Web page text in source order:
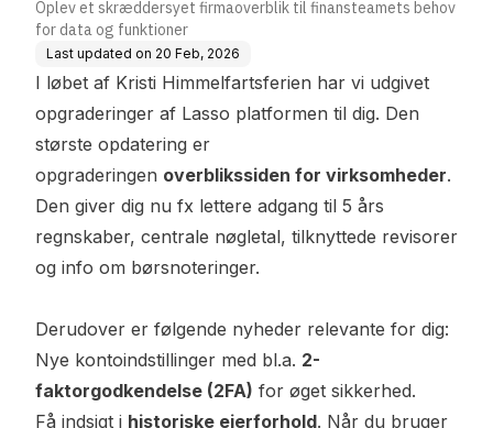
Oplev et skræddersyet firmaoverblik til finansteamets behov
for data og funktioner
Last updated on 20 Feb, 2026
I løbet af Kristi Himmelfartsferien har vi udgivet
opgraderinger af Lasso platformen til dig. Den
største opdatering er
opgraderingen overblikssiden for virksomheder.
Den giver dig nu fx lettere adgang til 5 års
regnskaber, centrale nøgletal, tilknyttede revisorer
og info om børsnoteringer.
Derudover er følgende nyheder relevante for dig:
Nye kontoindstillinger med bl.a. 2-
faktorgodkendelse (2FA) for øget sikkerhed.
Få indsigt i historiske ejerforhold. Når du bruger